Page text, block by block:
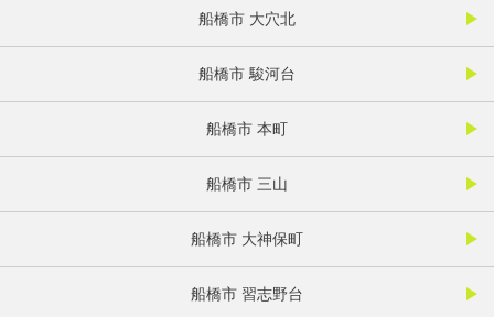
船橋市 大穴北
船橋市 駿河台
船橋市 本町
船橋市 三山
船橋市 大神保町
船橋市 習志野台